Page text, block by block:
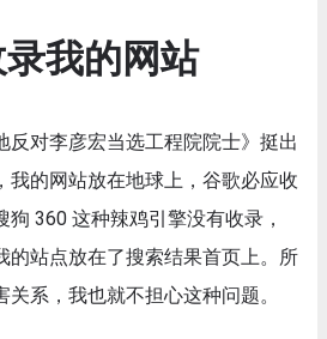
我的网站
反对李彦宏当选工程院院士》挺出
我的网站放在地球上，谷歌必应收
360 这种辣鸡引擎没有收录，
的站点放在了搜索结果首页上。所
系，我也就不担心这种问题。